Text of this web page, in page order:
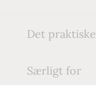
Det praktiske
Særligt for